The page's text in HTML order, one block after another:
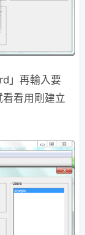
」再輸入要
看用剛建立